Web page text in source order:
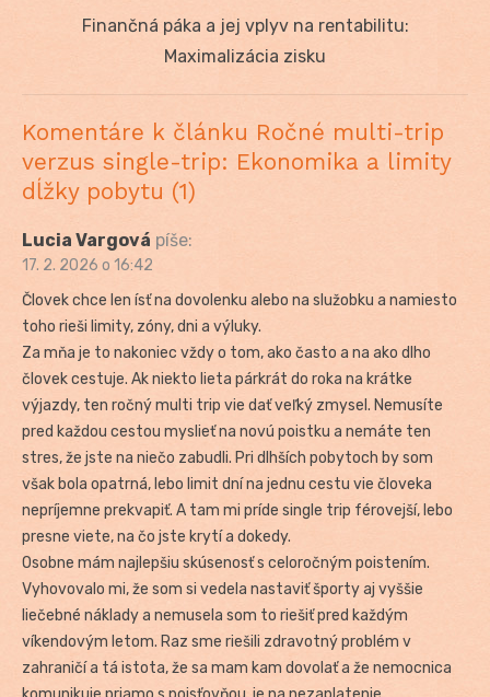
Finančná páka a jej vplyv na rentabilitu:
Maximalizácia zisku
Komentáre k článku Ročné multi-trip
verzus single-trip: Ekonomika a limity
dĺžky pobytu (1)
Lucia Vargová píše:
17. 2. 2026 o 16:42
Človek chce len ísť na dovolenku alebo na služobku a namiesto
toho rieši limity, zóny, dni a výluky.
Za mňa je to nakoniec vždy o tom, ako často a na ako dlho
človek cestuje. Ak niekto lieta párkrát do roka na krátke
výjazdy, ten ročný multi trip vie dať veľký zmysel. Nemusíte
pred každou cestou myslieť na novú poistku a nemáte ten
stres, že jste na niečo zabudli. Pri dlhších pobytoch by som
však bola opatrná, lebo limit dní na jednu cestu vie človeka
nepríjemne prekvapiť. A tam mi príde single trip férovejší, lebo
presne viete, na čo jste krytí a dokedy.
Osobne mám najlepšiu skúsenosť s celoročným poistením.
Vyhovovalo mi, že som si vedela nastaviť športy aj vyššie
liečebné náklady a nemusela som to riešiť pred každým
víkendovým letom. Raz sme riešili zdravotný problém v
zahraničí a tá istota, že sa mam kam dovolať a že nemocnica